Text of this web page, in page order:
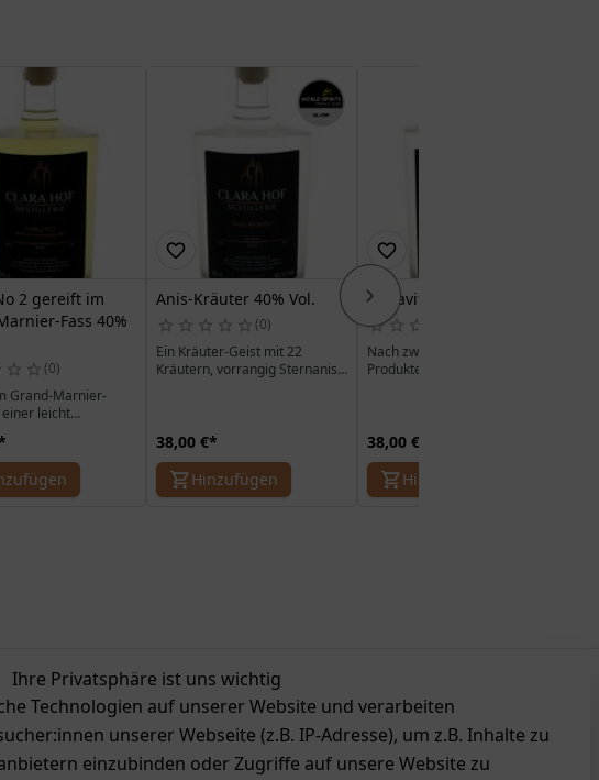
2 gereift im
Fass 40%
0
Grand-Marnier-
einer leicht
Anis-Kräuter 40% Vol.
0
Ein Kräuter-Geist mit 22
Kräutern, vorrangig Sternanis
38,00 €*
Hinzufügen
Aquavit - 41% Vol.
Nach zwei Jahren
Produktentwicklung ist ein
Zimmertemperatur sein volles
38,00 €
Hinzufügen
Ihre Privatsphäre ist uns wichtig
Technologien auf unserer Website und verarbeiten
unserer Webseite (z.B. IP-Adresse), um z.B. Inhalte zu
einzubinden oder Zugriffe auf unsere Website zu
Auszeichnungen